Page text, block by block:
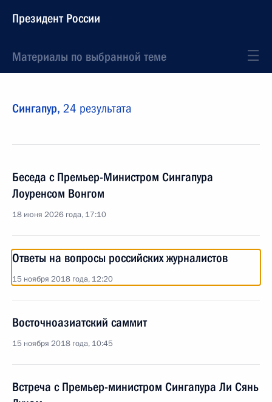
Президент России
Материалы по выбранной теме
Сингапур, 24 результата
Беседа с Премьер-Министром Сингапура
Лоуренсом Вонгом
18 июня 2026 года, 17:10
Ответы на вопросы российских журналистов
15 ноября 2018 года, 12:20
Восточноазиатский саммит
15 ноября 2018 года, 10:45
Встреча с Премьер-министром Сингапура Ли Сянь